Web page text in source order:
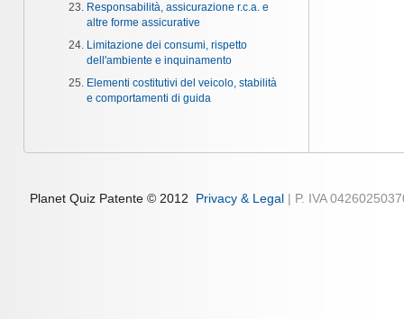
Responsabilità, assicurazione r.c.a. e
altre forme assicurative
Limitazione dei consumi, rispetto
dell'ambiente e inquinamento
Elementi costitutivi del veicolo, stabilità
e comportamenti di guida
Planet Quiz Patente © 2012 Privacy & Legal | P. IVA